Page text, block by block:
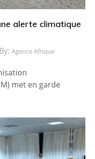
alerte climatique
Agence Afrique
met en garde